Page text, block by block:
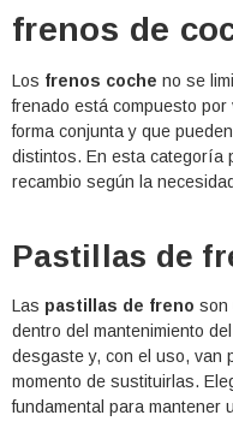
frenos de
Los frenos coche no se
frenado está compuesto
forma conjunta y que
distintos. En esta categoría
recambio según la
Pastillas de
Las pastillas de freno son
dentro del mantenimiento
desgaste y, con el uso, van
momento de sustituirlas.
fundamental para mantener